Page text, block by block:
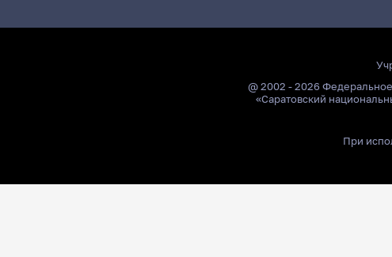
@ 2002 - 2026
«Саратовский
При